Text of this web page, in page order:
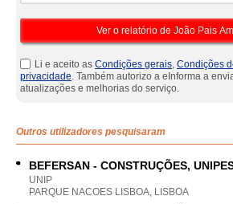
Li e aceito as Condições gerais, Condições
privacidade. Também autorizo a eInforma a
atualizações e melhorias do serviço.
Outros utilizadores pesquisaram
BEFERSAN - CONSTRUÇÕES,
UNIP
PARQUE NACOES LISBOA, LISBOA